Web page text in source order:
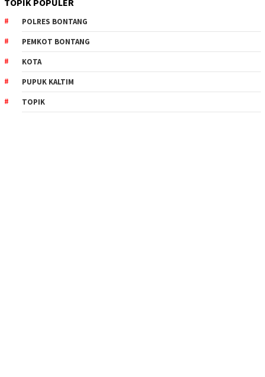
TOPIK POPULER
POLRES BONTANG
PEMKOT BONTANG
KOTA
PUPUK KALTIM
TOPIK